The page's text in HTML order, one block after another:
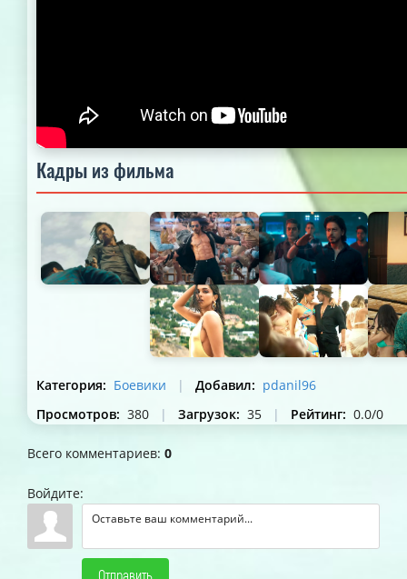
Кадры из фильма
Категория: Боевики | Добавил: pdanil96
Просмотров: 380 | Загрузок: 35 | Рейтинг: 0.0/0
Всего комментариев: 0
Войдите:
Отправить